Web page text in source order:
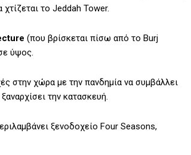
το Jeddah Tower.
(που βρίσκεται πίσω από το Burj
ύψος.
στην χώρα με την πανδημία να συμβάλλει
την κατασκευή.
ξενοδοχείο Four Seasons,